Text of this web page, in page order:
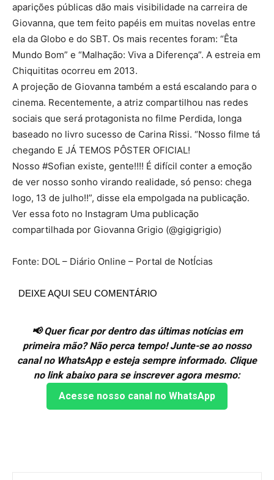
aparições públicas dão mais visibilidade na carreira de
Giovanna, que tem feito papéis em muitas novelas entre
ela da Globo e do SBT. Os mais recentes foram: “Êta
Mundo Bom” e “Malhação: Viva a Diferença”. A estreia em
Chiquititas ocorreu em 2013.
A projeção de Giovanna também a está escalando para o
cinema. Recentemente, a atriz compartilhou nas redes
sociais que será protagonista no filme Perdida, longa
baseado no livro sucesso de Carina Rissi. “Nosso filme tá
chegando E JÁ TEMOS PÔSTER OFICIAL!
Nosso #Sofian existe, gente!!!! É difícil conter a emoção
de ver nosso sonho virando realidade, só penso: chega
logo, 13 de julho!!”, disse ela empolgada na publicação.
Ver essa foto no Instagram Uma publicação
compartilhada por Giovanna Grigio (@gigigrigio)
Fonte: DOL – Diário Online – Portal de NotÍcias
DEIXE AQUI SEU COMENTÁRIO
📢 Quer ficar por dentro das últimas notícias em
primeira mão? Não perca tempo! Junte-se ao nosso
canal no WhatsApp e esteja sempre informado. Clique
no link abaixo para se inscrever agora mesmo:
Acesse nosso canal no WhatsApp